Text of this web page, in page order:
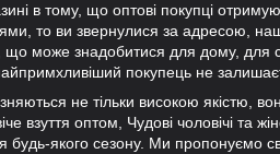
в тому, що оптові покупці
то ви звернулися за адресою,
може знадобитися для дому, для
покупець не
не тільки високою
взуття оптом, Чудові чоловічі та
будь-якого сезону. Ми пропонуємо